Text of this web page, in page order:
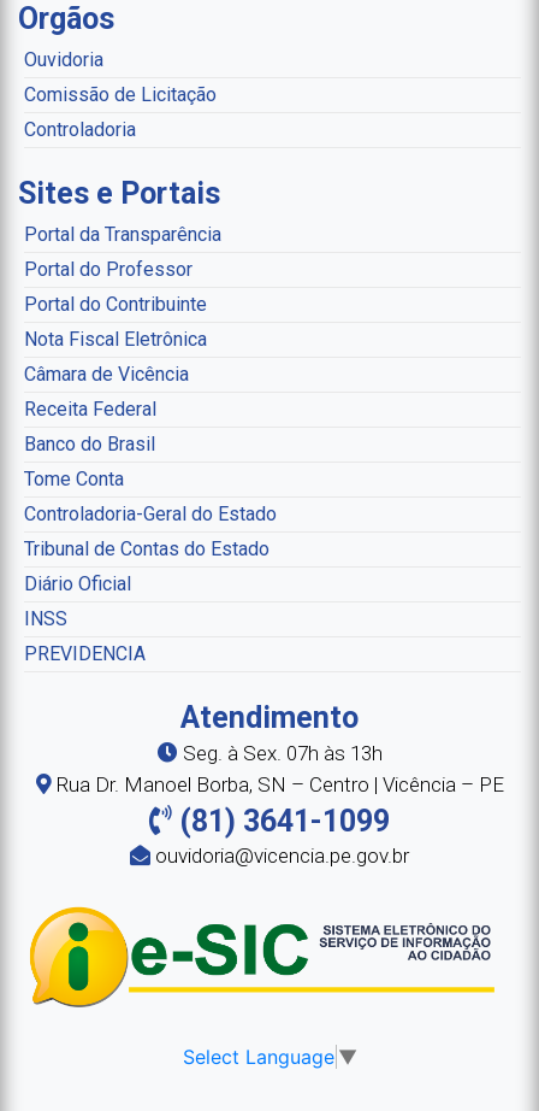
Orgãos
Ouvidoria
Comissão de Licitação
Controladoria
Sites e Portais
Portal da Transparência
Portal do Professor
Portal do Contribuinte
Nota Fiscal Eletrônica
Câmara de Vicência
Receita Federal
Banco do Brasil
Tome Conta
Controladoria-Geral do Estado
Tribunal de Contas do Estado
Diário Oficial
INSS
PREVIDENCIA
Atendimento
Seg. à Sex. 07h às 13h
Rua Dr. Manoel Borba, SN – Centro | Vicência – PE
(81) 3641-1099
ouvidoria@vicencia.pe.gov.br
Select Language ▼